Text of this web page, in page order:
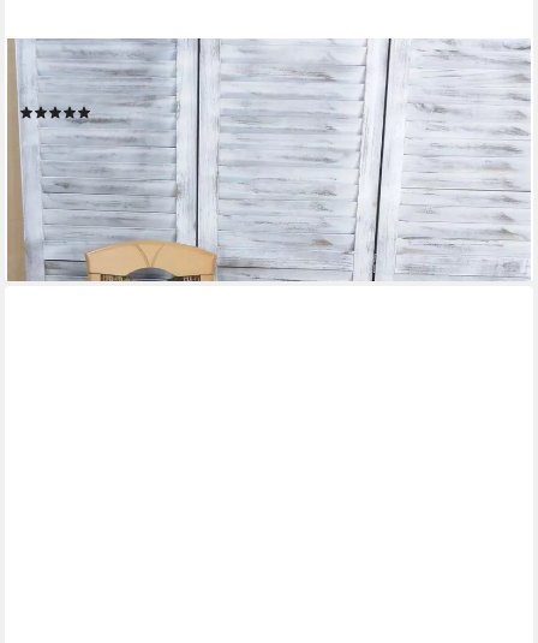
HOME AFFAIRE
4-Fußstuhl (Set, 2 St)
(1)
279,99 €
(140,00 €/ 1 Stk)
lieferbar - in 4-5 Werktagen bei dir